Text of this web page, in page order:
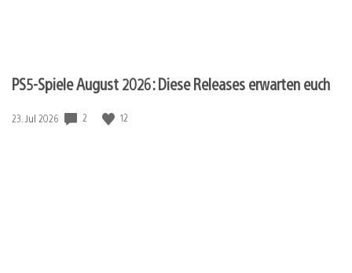
PS5-Spiele August 2026: Diese Releases erwarten euch
Veröffentlichungsdatum:
23. Jul 2026 2 12